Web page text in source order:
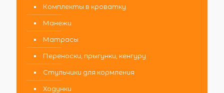
Комплекты в кроватку
Манежи
Матрасы
Переноски, прыгунки, кенгуру
Стульчики для кормления
Ходунки